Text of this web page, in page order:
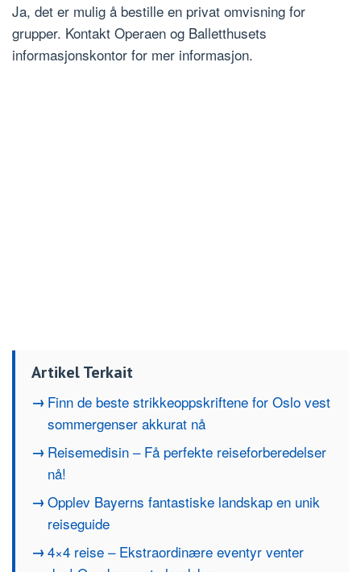
Ja, det er mulig å bestille en privat omvisning for
grupper. Kontakt Operaen og Balletthusets
informasjonskontor for mer informasjon.
Artikel Terkait
Finn de beste strikkeoppskriftene for Oslo vest
sommergenser akkurat nå
Reisemedisin – Få perfekte reiseforberedelser
nå!
Opplev Bayerns fantastiske landskap en unik
reiseguide
4×4 reise – Ekstraordinære eventyr venter